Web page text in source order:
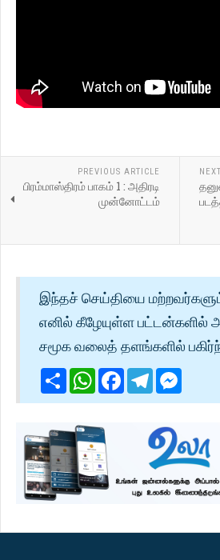
PREVIOUS ARTICLE
பிரம்மாஸ்திரம் பாகம் 1 : அதிரடி
முன்னோட்டம்
இந்தச் செய்தியை
எனில் கீழேயுள்ள பட்டன்களில்
சமூக வலைத் தளங்களில்
ShareWhatsApp
Facebook
Telegram